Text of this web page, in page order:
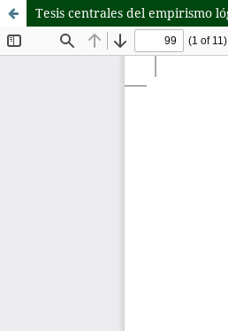
Tesis centrales del empirismo